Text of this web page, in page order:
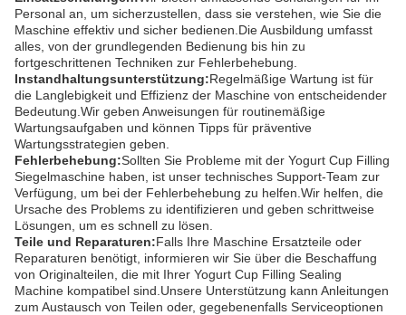
Personal an, um sicherzustellen, dass sie verstehen, wie Sie die
Maschine effektiv und sicher bedienen.Die Ausbildung umfasst
alles, von der grundlegenden Bedienung bis hin zu
fortgeschrittenen Techniken zur Fehlerbehebung.
Instandhaltungsunterstützung:Regelmäßige Wartung ist für
die Langlebigkeit und Effizienz der Maschine von entscheidender
Bedeutung.Wir geben Anweisungen für routinemäßige
Wartungsaufgaben und können Tipps für präventive
Wartungsstrategien geben.
Fehlerbehebung:Sollten Sie Probleme mit der Yogurt Cup Filling
Siegelmaschine haben, ist unser technisches Support-Team zur
Verfügung, um bei der Fehlerbehebung zu helfen.Wir helfen, die
Ursache des Problems zu identifizieren und geben schrittweise
Lösungen, um es schnell zu lösen.
Teile und Reparaturen:Falls Ihre Maschine Ersatzteile oder
Reparaturen benötigt, informieren wir Sie über die Beschaffung
von Originalteilen, die mit Ihrer Yogurt Cup Filling Sealing
Machine kompatibel sind.Unsere Unterstützung kann Anleitungen
zum Austausch von Teilen oder, gegebenenfalls Serviceoptionen